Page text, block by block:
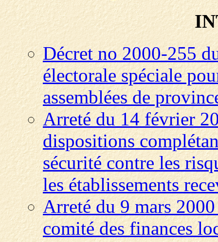
Décret no 2000-255
électorale spéciale
assemblées de
Arreté du 14 février
dispositions
sécurité contre les
les établissements
Arreté du 9 mars
comité des finances